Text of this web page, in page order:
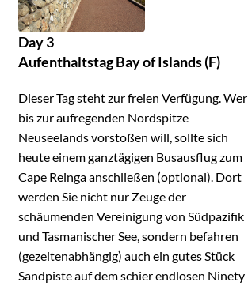
Day 3
Aufenthaltstag Bay of Islands (F)
Dieser Tag steht zur freien Verfügung. Wer
bis zur aufregenden Nordspitze
Neuseelands vorstoßen will, sollte sich
heute einem ganztägigen Busausflug zum
Cape Reinga anschließen (optional). Dort
werden Sie nicht nur Zeuge der
schäumenden Vereinigung von Südpazifik
und Tasmanischer See, sondern befahren
(gezeitenabhängig) auch ein gutes Stück
Sandpiste auf dem schier endlosen Ninety